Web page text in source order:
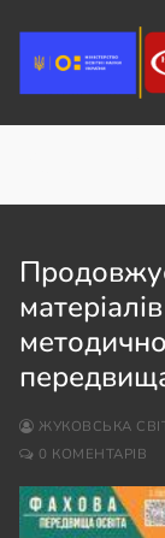
вмісту
ЖУКОВСЬКА
0 КОМЕНТАРІВ